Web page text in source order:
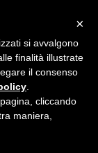
0
×
si avvalgono
finalità illustrate
il consenso
cliccando
maniera,